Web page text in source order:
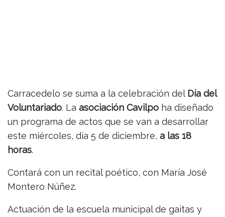
Carracedelo se suma a la celebración del Día del
Voluntariado. La asociación Cavilpo ha diseñado
un programa de actos que se van a desarrollar
este miércoles, día 5 de diciembre, a las 18
horas.
Contará con un recital poético, con María José
Montero Núñez.
Actuación de la escuela municipal de gaitas y